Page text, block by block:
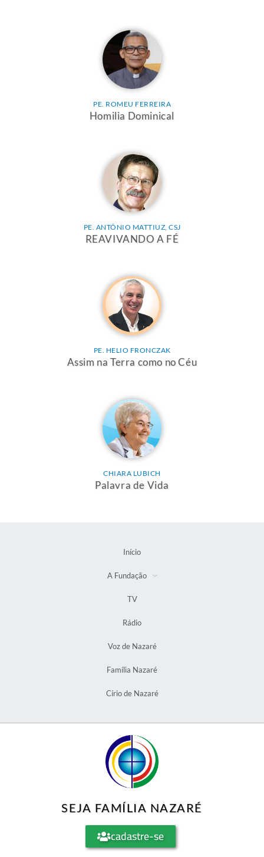
PE. ROMEU FERREIRA
Homilia Dominical
PE. ANTÔNIO MATTIUZ, CSJ
REAVIVANDO A FÉ
PE. HELIO FRONCZAK
Assim na Terra como no Céu
CHIARA LUBICH
Palavra de Vida
Início
A Fundação
TV
Rádio
Voz de Nazaré
Família Nazaré
Círio de Nazaré
SEJA FAMÍLIA NAZARÉ
cadastre-se